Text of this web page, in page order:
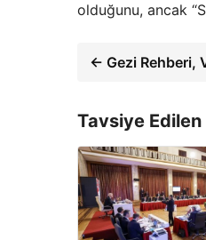
olduğunu, ancak
← Gezi Rehberi,
Tavsiye